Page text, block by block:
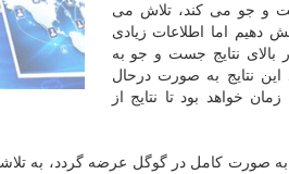
و جو می کند، تلاش می
دهیم اما اطلاعات زیادی
بالای نتایج جست و جو به
این نتایج به صورت درحال
خواهد بود تا نتایج از
صورت کامل در گوگل عرضه گردد، به